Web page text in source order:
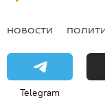
НОВОСТИ
Telegram